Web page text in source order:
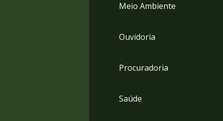
Meio Ambiente
Ouvidoria
Procuradoria
Saúde